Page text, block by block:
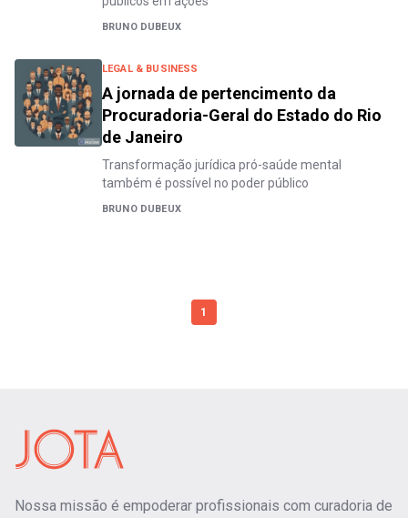
BRUNO DUBEUX
LEGAL & BUSINESS
A jornada de pertencimento da
Procuradoria-Geral do Estado do Rio
de Janeiro
Transformação jurídica pró-saúde mental
também é possível no poder público
BRUNO DUBEUX
1
Nossa missão é empoderar profissionais com curadoria de